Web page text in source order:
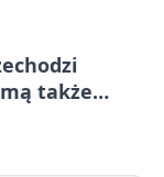
także